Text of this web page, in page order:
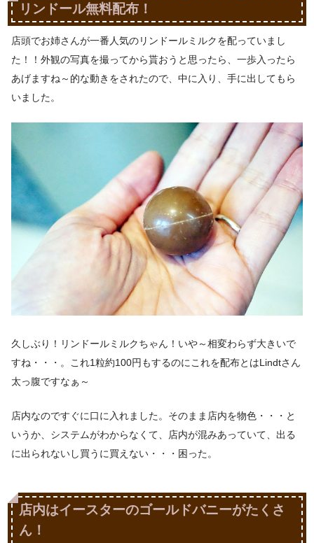
リンドール無料配布！
店頭でお姉さんが一番人気のリンドールミルクを配っていまし
た！！外観の写真を撮ってから貰おうと思ったら、一歩入ったら
あげますね～的な動きをされたので、中に入り、手に出してもら
いました。
久しぶり！リンドールミルクちゃん！いや～相変わらず大きいで
すね・・・。これ1粒約100円もするのにこれを配布とはLindtさん
太っ腹ですなぁ～
店内なのですぐに口に入れました。そのまま店内を物色・・・と
いうか、システムがわからなくて、店内が混みあっていて、出る
に出られないし買うに買えない・・・困った。
店内はイースターのゴールドバニーがたくさ
ん！